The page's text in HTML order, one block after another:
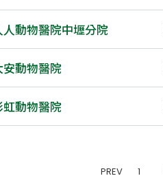
人動物醫院中壢分院
安動物醫院
虹動物醫院
PREV 1